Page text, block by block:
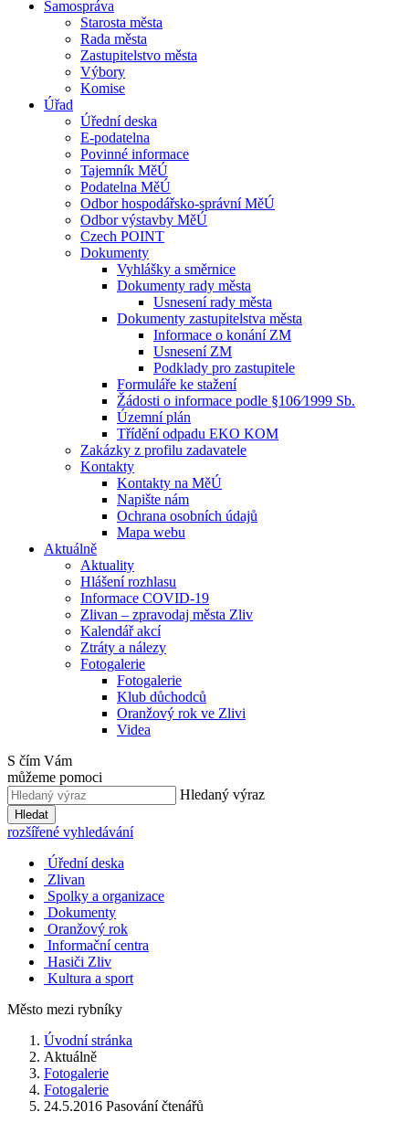
Samospráva
Starosta města
Rada města
Zastupitelstvo města
Výbory
Komise
Úřad
Úřední deska
E-podatelna
Povinné informace
Tajemník MěÚ
Podatelna MěÚ
Odbor hospodářsko-správní MěÚ
Odbor výstavby MěÚ
Czech POINT
Dokumenty
Vyhlášky a směrnice
Dokumenty rady města
Usnesení rady města
Dokumenty zastupitelstva města
Informace o konání ZM
Usnesení ZM
Podklady pro zastupitele
Formuláře ke stažení
Žádosti o informace podle §106⁄1999 Sb.
Územní plán
Třídění odpadu EKO KOM
Zakázky z profilu zadavatele
Kontakty
Kontakty na MěÚ
Napište nám
Ochrana osobních údajů
Mapa webu
Aktuálně
Aktuality
Hlášení rozhlasu
Informace COVID-19
Zlivan – zpravodaj města Zliv
Kalendář akcí
Ztráty a nálezy
Fotogalerie
Fotogalerie
Klub důchodců
Oranžový rok ve Zlivi
Videa
S čím Vám
můžeme pomoci
Hledaný výraz
Hledat
rozšířené vyhledávání
Úřední deska
Zlivan
Spolky a organizace
Dokumenty
Oranžový rok
Informační centra
Hasiči Zliv
Kultura a sport
Město mezi rybníky
Úvodní stránka
Aktuálně
Fotogalerie
Fotogalerie
24.5.2016 Pasování čtenářů